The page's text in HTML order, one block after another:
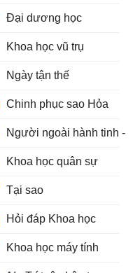
Đại dương học
Khoa học vũ trụ
Ngày tận thế
Chinh phục sao Hỏa
Người ngoài hành tinh -
Khoa học quân sự
Tại sao
Hỏi đáp Khoa học
Khoa học máy tính